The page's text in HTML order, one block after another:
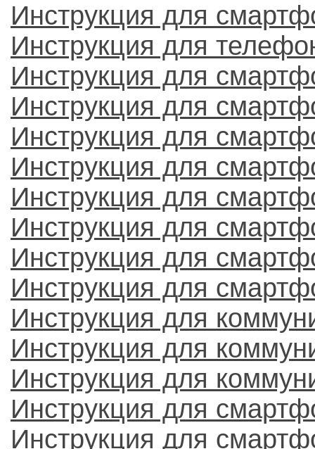
Инструкция для
Инструкция для
Инструкция для
Инструкция для
Инструкция для
Инструкция для
Инструкция для
Инструкция для
Инструкция для
Инструкция для
Инструкция для
Инструкция для
Инструкция для
Инструкция для
Инструкция для